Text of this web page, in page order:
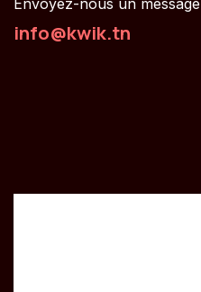
Envoyez-nous un message
info@kwik.tn